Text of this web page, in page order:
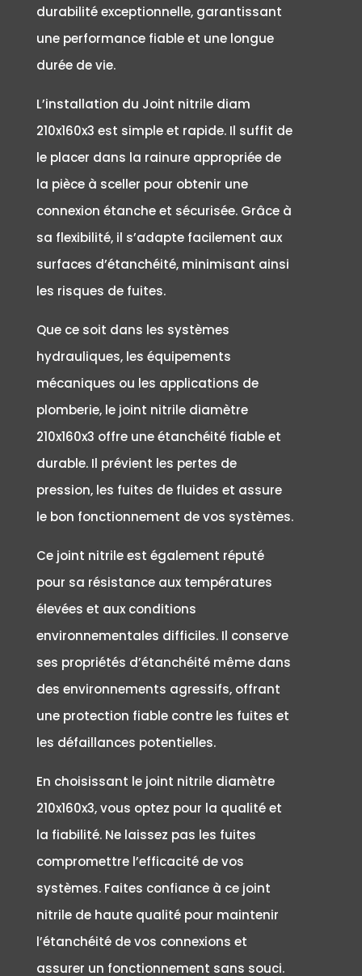
durabilité exceptionnelle, garantissant
une performance fiable et une longue
durée de vie.
L’installation du Joint nitrile diam
210x160x3 est simple et rapide. Il suffit de
le placer dans la rainure appropriée de
la pièce à sceller pour obtenir une
connexion étanche et sécurisée. Grâce à
sa flexibilité, il s’adapte facilement aux
surfaces d’étanchéité, minimisant ainsi
les risques de fuites.
Que ce soit dans les systèmes
hydrauliques, les équipements
mécaniques ou les applications de
plomberie, le joint nitrile diamètre
210x160x3 offre une étanchéité fiable et
durable. Il prévient les pertes de
pression, les fuites de fluides et assure
le bon fonctionnement de vos systèmes.
Ce joint nitrile est également réputé
pour sa résistance aux températures
élevées et aux conditions
environnementales difficiles. Il conserve
ses propriétés d’étanchéité même dans
des environnements agressifs, offrant
une protection fiable contre les fuites et
les défaillances potentielles.
En choisissant le joint nitrile diamètre
210x160x3, vous optez pour la qualité et
la fiabilité. Ne laissez pas les fuites
compromettre l’efficacité de vos
systèmes. Faites confiance à ce joint
nitrile de haute qualité pour maintenir
l’étanchéité de vos connexions et
assurer un fonctionnement sans souci.